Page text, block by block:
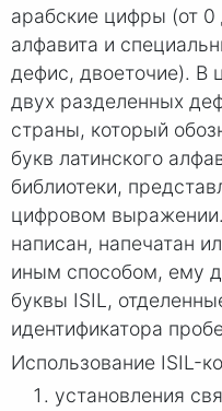
арабские цифры (от 0
алфавита и
дефис, двоеточие). В
двух разделенных
страны, который
букв латинского
библиотеки,
цифровом выражении.
написан, напечатан
иным способом, ему
буквы ISIL,
идентификатора
Использование ISIL-
установления